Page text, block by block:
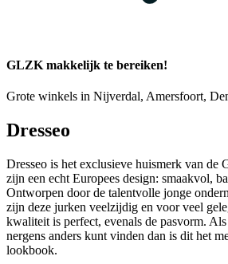
GLZK makkelijk te bereiken!
Grote winkels in Nijverdal, Amersfoort,
Dresseo
Dresseo is het exclusieve huismerk van de
zijn een echt Europees design: smaakvol,
Ontworpen door de talentvolle jonge
zijn deze jurken veelzijdig en voor veel
kwaliteit is perfect, evenals de pasvorm.
nergens anders kunt vinden dan is dit het
lookbook.